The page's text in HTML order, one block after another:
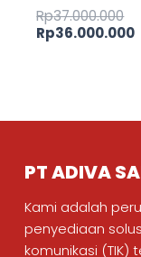
Rp37.000.000
Rp36.000.000
PT ADIVA
Kami adalah
penyediaan
komunikasi (TIK)